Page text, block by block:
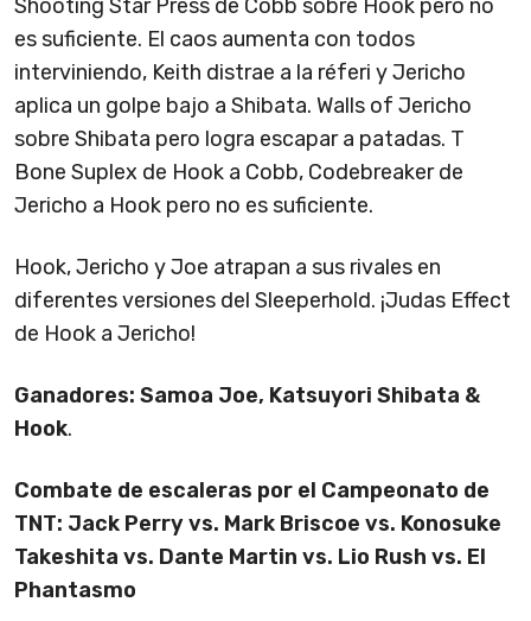
Shooting Star Press de Cobb sobre Hook pero no
es suficiente. El caos aumenta con todos
interviniendo, Keith distrae a la réferi y Jericho
aplica un golpe bajo a Shibata. Walls of Jericho
sobre Shibata pero logra escapar a patadas. T
Bone Suplex de Hook a Cobb, Codebreaker de
Jericho a Hook pero no es suficiente.
Hook, Jericho y Joe atrapan a sus rivales en
diferentes versiones del Sleeperhold. ¡Judas Effect
de Hook a Jericho!
Ganadores: Samoa Joe, Katsuyori Shibata &
Hook.
Combate de escaleras por el Campeonato de
TNT: Jack Perry vs. Mark Briscoe vs. Konosuke
Takeshita vs. Dante Martin vs. Lio Rush vs. El
Phantasmo